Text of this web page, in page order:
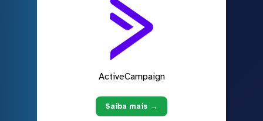
ActiveCampaign
Saiba mais →